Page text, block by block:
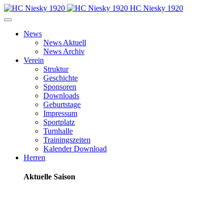
HC Niesky 1920
News
News Aktuell
News Archiv
Verein
Struktur
Geschichte
Sponsoren
Downloads
Geburtstage
Impressum
Sportplatz
Turnhalle
Trainingszeiten
Kalender Download
Herren
Aktuelle Saison